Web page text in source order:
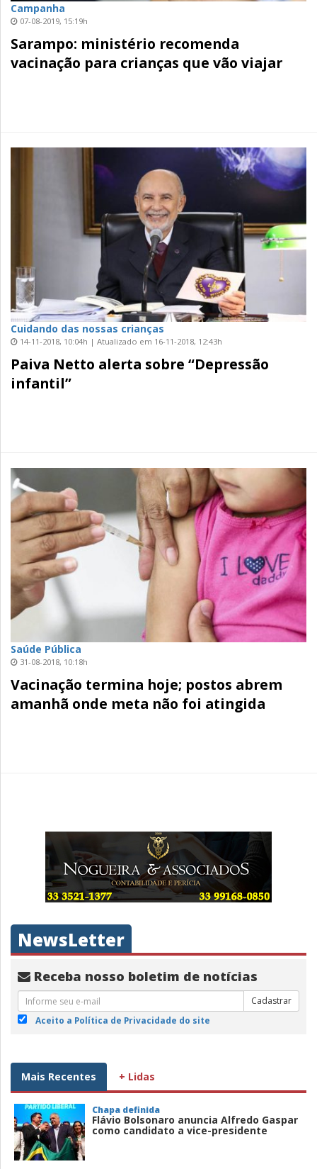
Campanha
07-08-2019, 15:19h
Sarampo: ministério recomenda
vacinação para crianças que vão viajar
Cuidando das nossas crianças
14-11-2018, 10:04h | Atualizado em 16-11-2018, 12:43h
Paiva Netto alerta sobre “Depressão
infantil”
Saúde Pública
31-08-2018, 10:18h
Vacinação termina hoje; postos abrem
amanhã onde meta não foi atingida
NewsLetter
Receba nosso boletim de notícias
Cadastrar
Aceito a Política de Privacidade do site
Mais Recentes + Lidas
Chapa definida
Flávio Bolsonaro anuncia Alfredo Gaspar
como candidato a vice-presidente